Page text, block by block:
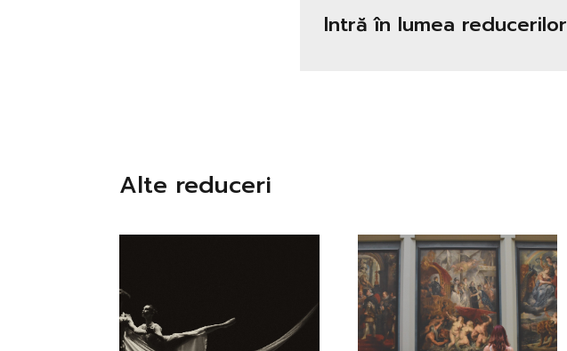
Intră în lumea reducerilor
Alte reduceri